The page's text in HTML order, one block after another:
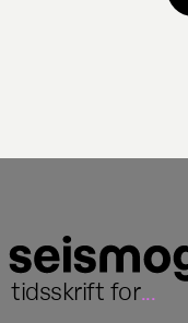
tidsskrift for...